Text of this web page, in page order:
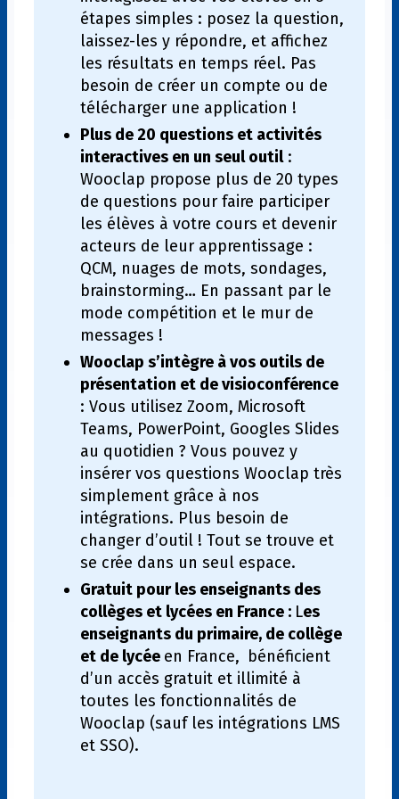
étapes simples : posez la question,
laissez-les y répondre, et affichez
les résultats en temps réel. Pas
besoin de créer un compte ou de
télécharger une application !
Plus de 20 questions et activités
interactives en un seul outil:
Wooclap propose plus de 20 types
de questions pour faire participer
les élèves à votre cours et devenir
acteurs de leur apprentissage :
QCM, nuages de mots, sondages,
brainstorming… En passant par le
mode compétition et le mur de
messages !
Wooclap s’intègre à vos outils de
présentation et de visioconférence
: Vous utilisez Zoom, Microsoft
Teams, PowerPoint, Googles Slides
au quotidien ? Vous pouvez y
insérer vos questions Wooclap très
simplement grâce à nos
intégrations. Plus besoin de
changer d’outil ! Tout se trouve et
se crée dans un seul espace.
Gratuit pour les enseignants des
collèges et lycées en France : Les
enseignants du primaire, de collège
et de lycée en France, bénéficient
d’un accès gratuit et illimité à
toutes les fonctionnalités de
Wooclap (sauf les intégrations LMS
et SSO).